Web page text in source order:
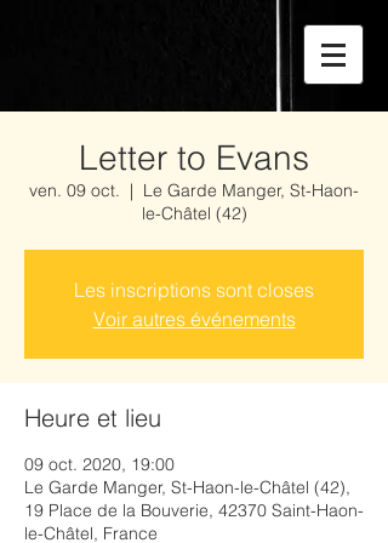
Letter to Evans
ven. 09 oct.
  |
Le Garde Manger, St-Haon-
le-Châtel (42)
Les inscriptions sont closes
Voir autres événements
Heure et lieu
09 oct. 2020, 19:00
Le Garde Manger, St-Haon-le-Châtel (42),
19 Place de la Bouverie, 42370 Saint-Haon-
le-Châtel, France